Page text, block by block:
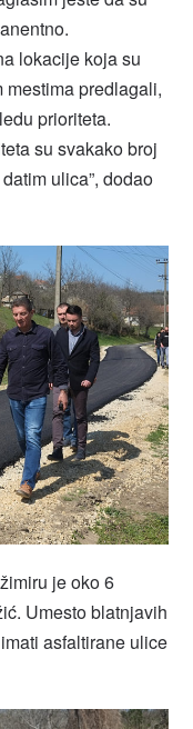
lokacije koja su
mestima predlagali,
prioriteta.
su svakako broj
ulica”, dodao
je oko 6
Umesto blatnjavih
asfaltirane ulice